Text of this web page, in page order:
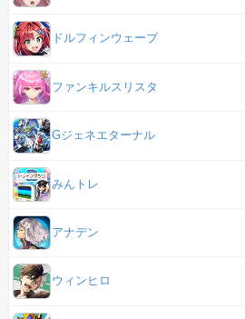
ドルフィンウェーブ
ファンキルスリスタ
Gジェネエターナル
みんトレ
アナデン
ウィンヒロ